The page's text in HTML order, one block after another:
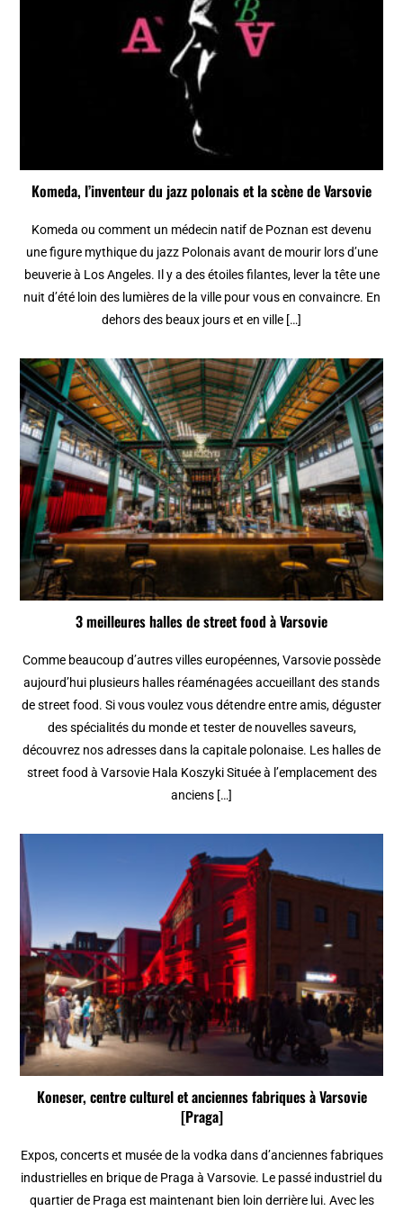
Komeda, l’inventeur du jazz polonais et la scène de Varsovie
Komeda ou comment un médecin natif de Poznan est devenu
une figure mythique du jazz Polonais avant de mourir lors d’une
beuverie à Los Angeles. Il y a des étoiles filantes, lever la tête une
nuit d’été loin des lumières de la ville pour vous en convaincre. En
dehors des beaux jours et en ville […]
3 meilleures halles de street food à Varsovie
Comme beaucoup d’autres villes européennes, Varsovie possède
aujourd’hui plusieurs halles réaménagées accueillant des stands
de street food. Si vous voulez vous détendre entre amis, déguster
des spécialités du monde et tester de nouvelles saveurs,
découvrez nos adresses dans la capitale polonaise. Les halles de
street food à Varsovie Hala Koszyki Située à l’emplacement des
anciens […]
Koneser, centre culturel et anciennes fabriques à Varsovie
[Praga]
Expos, concerts et musée de la vodka dans d’anciennes fabriques
industrielles en brique de Praga à Varsovie. Le passé industriel du
quartier de Praga est maintenant bien loin derrière lui. Avec les